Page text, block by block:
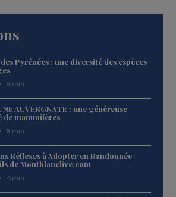
Pyrénées : une diversité des espèces
: 5 min
AUVERGNATE : une généreuse
de mammifères
: 8 min
Réflexes à Adopter en Randonnée -
de Montblanclive.com
: 4 min